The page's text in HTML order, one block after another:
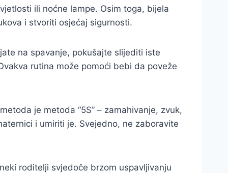
ili noćne lampe. Osim toga, bijela
i stvoriti osjećaj sigurnosti.
na spavanje, pokušajte slijediti iste
rutina može pomoći bebi da poveže
je metoda “5S” – zamahivanje, zvuk,
i umiriti je. Svejedno, ne zaboravite
roditelji svjedoče brzom uspavljivanju